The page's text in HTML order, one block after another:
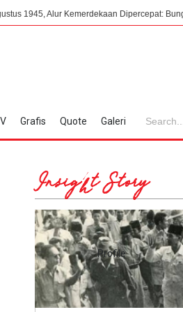
Kemerdekaan Dipercepat: Bung Karno
Grafis Quote Galeri
Profile
Insight Story